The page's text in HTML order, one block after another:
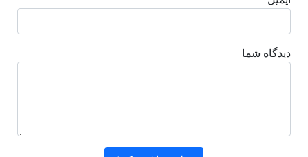
دیدگاه شما